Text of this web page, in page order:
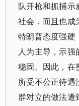
队开枪和抓捕示
社会，而且也成
特朗普态度强硬
人为主导，示
稳固。因此，在
所受不公正待遇
群对立的做法遭